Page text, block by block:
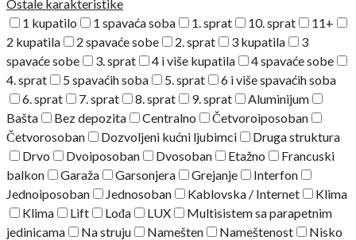
Ostale karakteristike
1 kupatilo
1 spavaća soba 1. sprat 10. sprat
11+
2 kupatila
2 spavaće sobe 2. sprat 3 kupatila
3
spavaće sobe
3. sprat 4 i više kupatila
4 spavaće sobe
4. sprat
5 spavaćih soba 5. sprat
6 i više spavaćih soba
6. sprat
7. sprat 8. sprat 9. sprat
Aluminijum
Bašta
Bez depozita Centralno
Četvoroiposoban
Četvorosoban
Dozvoljeni kućni ljubimci
Druga struktura
Drvo
Dvoiposoban Dvosoban Etažno
Francuski
balkon
Garaža Garsonjera Grejanje
Interfon
Jednoiposoban
Jednosoban Kablovska / Internet
Klima
Klima
Lift Lođa LUX
Multisistem sa parapetnim
jedinicama
Na struju Namešten Nameštenost
Nisko